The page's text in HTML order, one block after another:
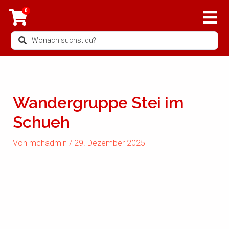
Inhalt
springen
0
Search
...
Wandergruppe Stei im
Schueh
Von mchadmin / 29. Dezember 2025